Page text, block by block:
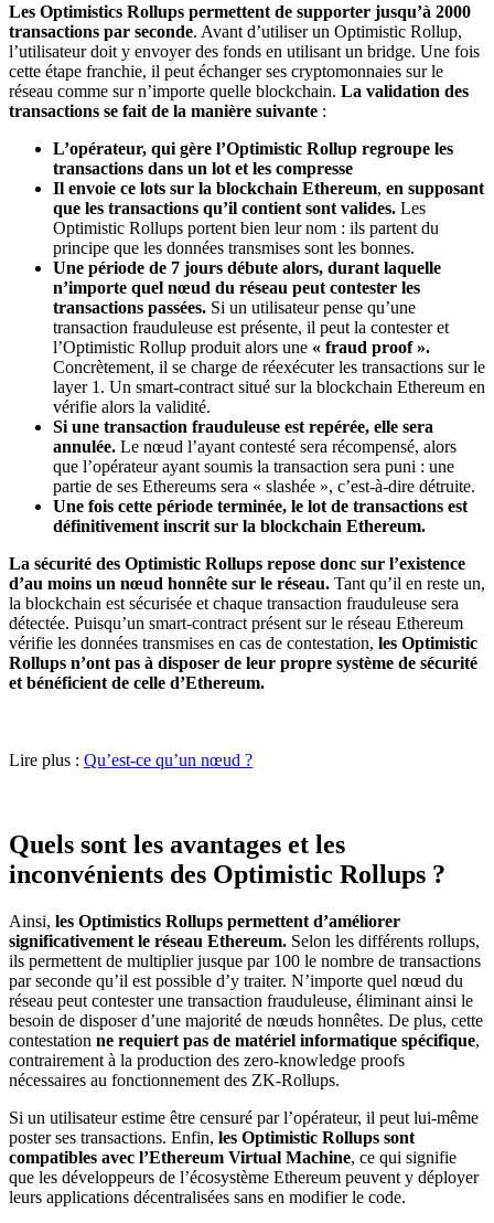
Les Optimistics Rollups permettent de supporter jusqu’à 2000
transactions par seconde. Avant d’utiliser un Optimistic Rollup,
l’utilisateur doit y envoyer des fonds en utilisant un bridge. Une fois
cette étape franchie, il peut échanger ses cryptomonnaies sur le
réseau comme sur n’importe quelle blockchain. La validation des
transactions se fait de la manière suivante :
L’opérateur, qui gère l’Optimistic Rollup regroupe les
transactions dans un lot et les compresse
Il envoie ce lots sur la blockchain Ethereum, en supposant
que les transactions qu’il contient sont valides. Les
Optimistic Rollups portent bien leur nom : ils partent du
principe que les données transmises sont les bonnes.
Une période de 7 jours débute alors, durant laquelle
n’importe quel nœud du réseau peut contester les
transactions passées. Si un utilisateur pense qu’une
transaction frauduleuse est présente, il peut la contester et
l’Optimistic Rollup produit alors une « fraud proof ».
Concrètement, il se charge de réexécuter les transactions sur le
layer 1. Un smart-contract situé sur la blockchain Ethereum en
vérifie alors la validité.
Si une transaction frauduleuse est repérée, elle sera
annulée. Le nœud l’ayant contesté sera récompensé, alors
que l’opérateur ayant soumis la transaction sera puni : une
partie de ses Ethereums sera « slashée », c’est-à-dire détruite.
Une fois cette période terminée, le lot de transactions est
définitivement inscrit sur la blockchain Ethereum.
La sécurité des Optimistic Rollups repose donc sur l’existence
d’au moins un nœud honnête sur le réseau. Tant qu’il en reste un,
la blockchain est sécurisée et chaque transaction frauduleuse sera
détectée. Puisqu’un smart-contract présent sur le réseau Ethereum
vérifie les données transmises en cas de contestation, les Optimistic
Rollups n’ont pas à disposer de leur propre système de sécurité
et bénéficient de celle d’Ethereum.
Lire plus : Qu’est-ce qu’un nœud ?
Quels sont les avantages et les
inconvénients des Optimistic Rollups ?
Ainsi, les Optimistics Rollups permettent d’améliorer
significativement le réseau Ethereum. Selon les différents rollups,
ils permettent de multiplier jusque par 100 le nombre de transactions
par seconde qu’il est possible d’y traiter. N’importe quel nœud du
réseau peut contester une transaction frauduleuse, éliminant ainsi le
besoin de disposer d’une majorité de nœuds honnêtes. De plus, cette
contestation ne requiert pas de matériel informatique spécifique,
contrairement à la production des zero-knowledge proofs
nécessaires au fonctionnement des ZK-Rollups.
Si un utilisateur estime être censuré par l’opérateur, il peut lui-même
poster ses transactions. Enfin, les Optimistic Rollups sont
compatibles avec l’Ethereum Virtual Machine, ce qui signifie
que les développeurs de l’écosystème Ethereum peuvent y déployer
leurs applications décentralisées sans en modifier le code.